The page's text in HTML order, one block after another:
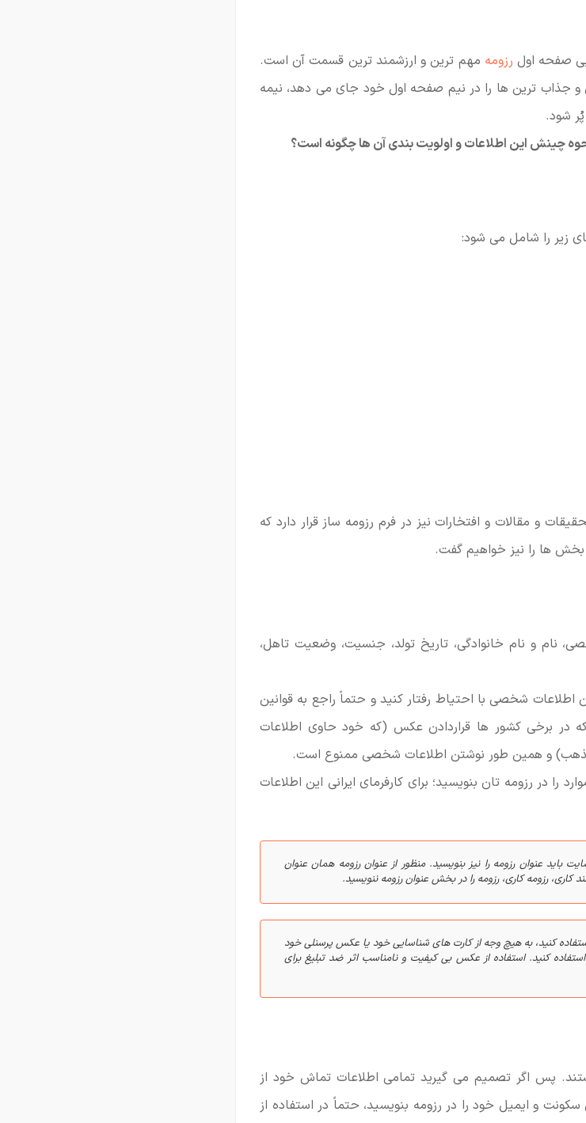
صفحه اول رزومه مهم ترین و ارزشمند ترین قسمت آن است.
جذاب ترین ها را در نیم صفحه اول خود جای می دهد، نیمه
شود.
نحوه چینش این اطلاعات و اولویت بندی آن ها چگونه است؟
زیر را شامل می شود:
و مقالات و افتخارات نیز در فرم رزومه ساز قرار دارد که
بخش ها را نیز خواهیم گفت.
نام و نام خانوادگی، تاریخ تولد، جنسیت، وضعیت تاهل،
اطلاعات شخصی با احتیاط رفتار کنید و حتماً راجع به قوانین
در برخی کشور ها قراردادن عکس (که خود حاوی اطلاعات
و همین طور نوشتن اطلاعات شخصی ممنوع است.
را در رزومه تان بنویسید؛ برای کارفرمای ایرانی این اطلاعات
باید عنوان رزومه را نیز بنویسید. منظور از عنوان رزومه همان عنوان
رزومه کاری، رزومه را در بخش عنوان رزومه ننویسید.
کنید، به هیچ وجه از کارت های شناسایی خود یا عکس پرسنلی خود
کنید. استفاده از عکس بی کیفیت و نامناسب اثر ضد تبلیغ برای
پس اگر تصمیم می گیرید تمامی اطلاعات تماش خود از
و ایمیل خود را در رزومه بنویسید، حتماً در استفاده از